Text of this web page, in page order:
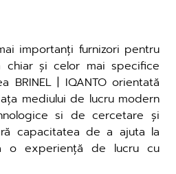
importanți furnizori pentru
chiar și celor mai specifice
| IQANTO orientată
mediului de lucru modern
si de cercetare și
capacitatea de a ajuta la
o experiență de lucru cu